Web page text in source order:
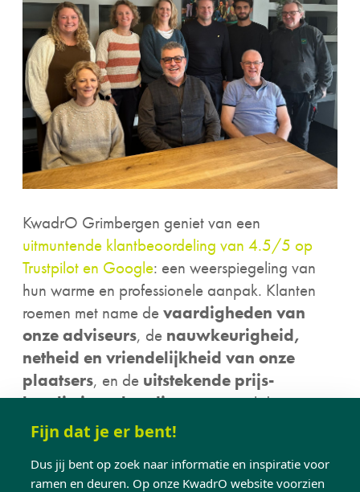
Fijn dat je er bent!
Dus jij bent op zoek naar informatie en inspiratie voor
ramen en deuren. Op onze KwadrO website voorzien
KwadrO Grimbergen geniet van een
uitmuntende klantbeoordeling van 4.5/5 op
Trustpilot en Google: een weerspiegeling van
hun warme en professionele aanpak. Klanten
roemen met name devaardigheden van
onze adviseurs, de nauwkeurigheid,
netheid en vriendelijkheid van onze
plaatsers, en de uitstekende prijs-
kwaliteitsverhoudingvan zowel de
producten als de service. Onze adviseurs nemen
ruimschoots de
gehele trajectsoepelverloopt.